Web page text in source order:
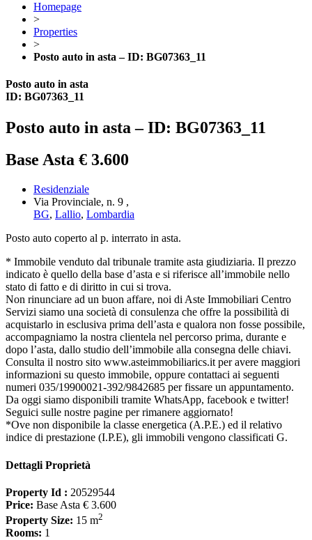
Homepage
>
Properties
>
Posto auto in asta – ID: BG07363_11
Posto auto in asta
ID: BG07363_11
Posto auto in asta – ID: BG07363_11
Base Asta € 3.600
Residenziale
Via Provinciale, n. 9 ,
BG, Lallio, Lombardia
Posto auto coperto al p. interrato in asta.
* Immobile venduto dal tribunale tramite asta giudiziaria. Il prezzo
indicato è quello della base d’asta e si riferisce all’immobile nello
stato di fatto e di diritto in cui si trova.
Non rinunciare ad un buon affare, noi di Aste Immobiliari Centro
Servizi siamo una società di consulenza che offre la possibilità di
acquistarlo in esclusiva prima dell’asta e qualora non fosse possibile,
accompagniamo la nostra clientela nel percorso prima, durante e
dopo l’asta, dallo studio dell’immobile alla consegna delle chiavi.
Consulta il nostro sito www.asteimmobiliarics.it per avere maggiori
informazioni su questo immobile, oppure contattaci ai seguenti
numeri 035/19900021-392/9842685 per fissare un appuntamento.
Da oggi siamo disponibili tramite WhatsApp, facebook e twitter!
Seguici sulle nostre pagine per rimanere aggiornato!
*Ove non disponibile la classe energetica (A.P.E.) ed il relativo
indice di prestazione (I.P.E), gli immobili vengono classificati G.
Dettagli Proprietà
Property Id : 20529544
Price: Base Asta € 3.600
Property Size: 15 m2
Rooms: 1